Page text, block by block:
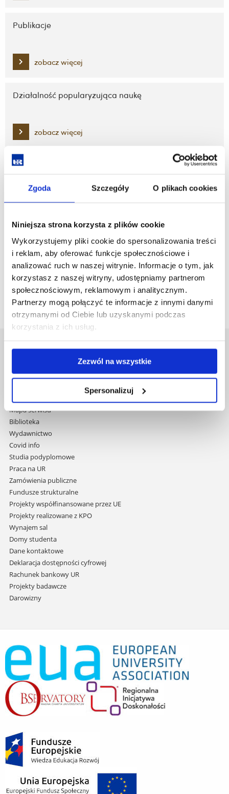
Zgoda Szczegóły O plikach cookies
Niniejsza strona korzysta z plików cookie
Wykorzystujemy pliki cookie do spersonalizowania treści
i reklam, aby oferować funkcje społecznościowe i
analizować ruch w naszej witrynie. Informacje o tym, jak
korzystasz z naszej witryny, udostępniamy partnerom
społecznościowym, reklamowym i analitycznym.
Partnerzy mogą połączyć te informacje z innymi danymi
otrzymanymi od Ciebie lub uzyskanymi podczas
korzystania z ich usług.
Zezwól na wszystkie
Spersonalizuj
Publikacje
zobacz więcej
Działalność popularyzująca naukę
zobacz więcej
Projekty
zobacz więcej
Uniwersytet Rzeszowski
Al. Tadeusza Rejtana 16C
35-959 Rzeszów
i
przejdź
do
treści
Mapa serwisu
Biblioteka
Wydawnictwo
Covid info
Studia podyplomowe
Praca na UR
Zamówienia publiczne
Fundusze strukturalne
Projekty współfinansowane przez UE
Projekty realizowane z KPO
Wynajem sal
Domy studenta
Dane kontaktowe
Deklaracja dostępności cyfrowej
Rachunek bankowy UR
Projekty badawcze
Darowizny